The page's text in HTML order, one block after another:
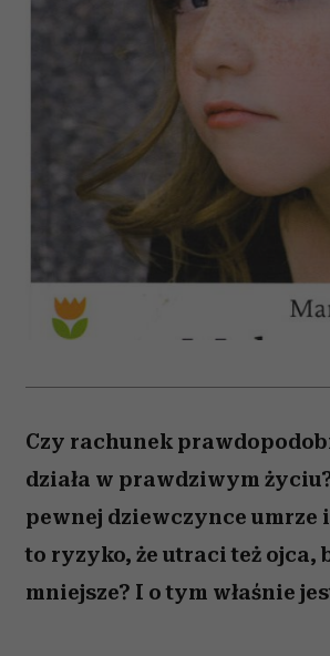
Czy rachunek
działa w prawdziwym
pewnej dziewczynce umrze
to ryzyko, że utraci też ojca,
mniejsze? I o tym właśnie